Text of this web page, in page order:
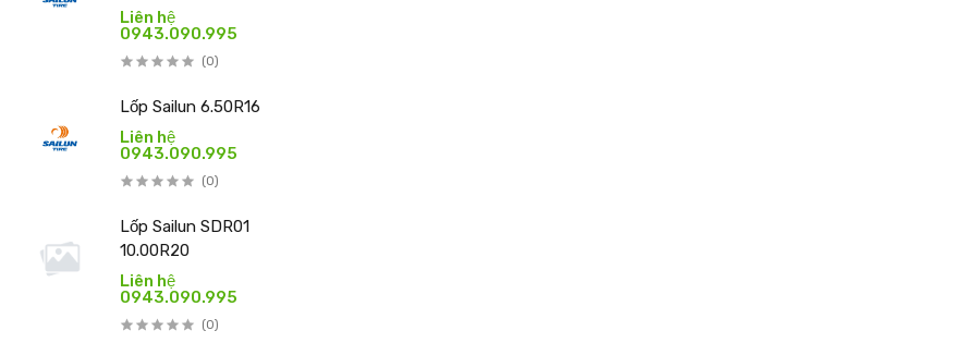
Việt Nam – THIBICAR
Liên hệ
0943.090.995
(0)
Lốp Sailun 6.50R16
Liên hệ
0943.090.995
(0)
Lốp Sailun SDR01
10.00R20
Liên hệ
0943.090.995
(0)